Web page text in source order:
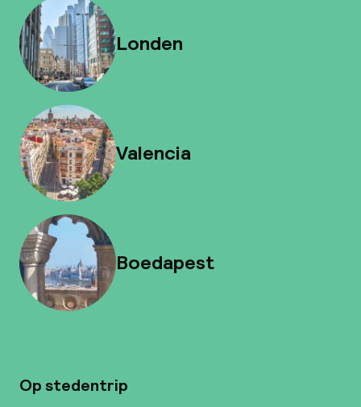
Londen
Valencia
Boedapest
Op stedentrip